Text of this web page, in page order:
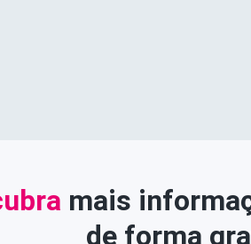
mais
de forma